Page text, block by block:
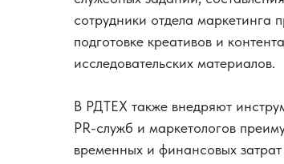
сотрудники отдела
подготовке креативов и
исследовательских материалов.
В РДТЕХ также внедряют
PR-служб и маркетологов
временных и финансовых